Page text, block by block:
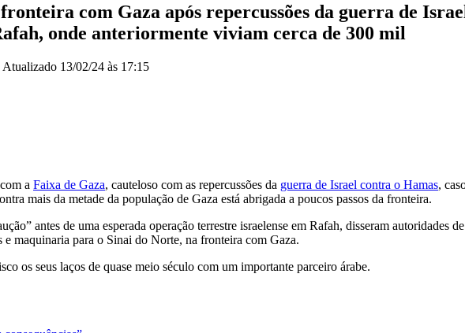
com Gaza após repercussões da guerra de
onde anteriormente viviam cerca de 300 mil
Atualizado 13/02/24 às 17:15
a Faixa de Gaza, cauteloso com as repercussões da guerra de Israel contra o Hamas,
mais da metade da população de Gaza está abrigada a poucos passos da fronteira.
antes de uma esperada operação terrestre israelense em Rafah, disseram autoridades
maquinaria para o Sinai do Norte, na fronteira com Gaza.
os seus laços de quase meio século com um importante parceiro árabe.